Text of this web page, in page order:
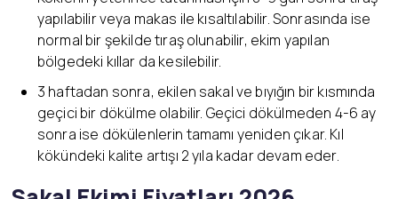
yapılabilir veya makas ile kısaltılabilir. Sonrasında ise
normal bir şekilde tıraş olunabilir, ekim yapılan
bölgedeki kıllar da kesilebilir.
3 haftadan sonra, ekilen sakal ve bıyığın bir kısmında
geçici bir dökülme olabilir. Geçici dökülmeden 4-6 ay
sonra ise dökülenlerin tamamı yeniden çıkar. Kıl
kökündeki kalite artışı 2 yıla kadar devam eder.